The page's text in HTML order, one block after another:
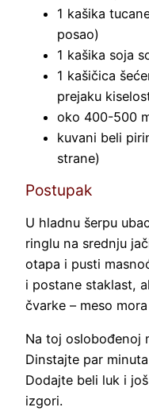
1 kašika
posao)
1 kašika soja
1 kašičica
prejaku
oko 400-500
kuvani beli
strane)
Postupak
U hladnu šerpu
ringlu na srednju
otapa i pusti
i postane staklast,
čvarke – meso
Na toj oslobođenoj
Dinstajte par
Dodajte beli luk i
izgori.